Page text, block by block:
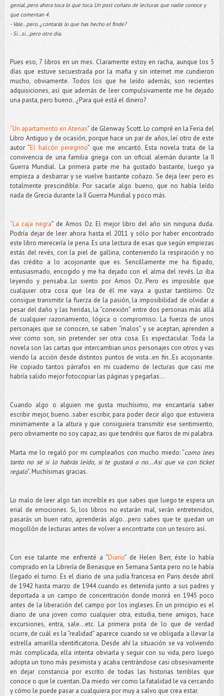
genial..pero ahora toca lo que toca. Un post coñazo de lecturas que nadie conoce y
que comentan 4.
- Vale…pero..¿contarás lo que has hecho el finde?
- Si...si...pero otro día.
Pues eso, 7 libros en un mes. Claramente estoy en racha, aunque los 5
días que estuve secuestrada por la mafia y sin internet me cundieron
mucho, obviamente. Todos los que he leído además, son recientes
adquisiciones, así que además de leer compulsivamente me he dejado
una pasta, pero bueno..¿Para qué está el dinero?
“Un apartamento en Atenas” de Glenway Scott. Lo compré en la Feria del
Libro Antiguo y de ocasión, porque hace un par de años, leí otro de este
autor “El halcón peregrino” que me encantó. Esta novela trata de la
convivencia de una familia griega con un oficial alemán durante la II
Guerra Mundial. La primera parte me ha gustado bastante, luego ya
empieza a desbarrar y se vuelve bastante coñazo. Se deja leer pero es
totalmente prescindible. Por sacarle algo bueno, que no había leído
nada de Grecia durante la II Guerra Mundial y poco más.
“La caja negra” de Amos Oz. El mejor libro del año sin ninguna duda.
Podría dejar de leer ahora hasta el 2011 y sólo por haber encontrado
este libro merecería le pena. Es una lectura de esas que según empiezas
estás del revés, con la piel de gallina, conteniendo la respiración y no
das crédito a lo acojonante que es. Sencillamente me ha flipado,
entusiasmado, encogido y me ha dejado con el alma del revés. Lo iba
leyendo y pensaba..Lo siento por Amos Oz..Pero es imposible que
cualquier otra cosa que lea de él me vaya a gustar tantísimo. Oz
consigue transmitir la fuerza de la pasión, la imposibilidad de olvidar a
pesar del daño y las heridas, la “conexión” entre dos personas más allá
de cualquier razonamiento, lógica o compromiso. La fuerza de unos
personajes que se conocen, se saben “malos” y se aceptan, aprenden a
vivir como son, sin pretender ser otra cosa. Es espectacular. Toda la
novela son las cartas que intercambian unos personajes con otros y vas
viendo la acción desde distintos puntos de vista..en fin..Es acojonante.
He copiado tantos párrafos en mi cuaderno de lecturas que casi me
habría salido mejor fotocopiar las páginas y pegarlas…
Cuando algo o alguien me gusta muchísimo, me encantaría saber
escribir mejor, bueno..saber escribir, para poder decir algo que estuviera
minimamente a la altura y que consiguiera transmitir ese sentimiento,
pero obviamente no soy capaz, asi que tendréis que fiaros de mi palabra.
Marta me lo regaló por mi cumpleaños con mucho miedo: “como lees
tanto no sé si lo habrás leído, si te gustará o no...Así que va con ticket
regalo”. Muchísimas gracias.
Lo malo de leer algo tan increíble es que sabes que luego te espera un
erial de emociones. Si, los libros no estarán mal, serán entretenidos,
pasarás un buen rato, aprenderás algo…pero sabes que te quedan un
mogollón de lecturas antes de volver a encontrarte con un tesoro así.
Con ese talante me enfrenté a “Diario” de Helen Berr, éste lo había
comprado en la Librería de Benasque en Semana Santa pero no le había
llegado el turno. Es el diario de una judía francesa en Paris desde abril
de 1942 hasta marzo de 1944 cuando es detenida junto a sus padres y
deportada a un campo de concentración donde morirá en 1945 poco
antes de la liberación del campo por los ingleses. En un principio es el
diario de una joven como cualquier otra, estudia, tiene amigos, hace
excursiones, entra, sale...etc. La primera pista de lo que de verdad
ocurre, de cuál es la “realidad” aparece cuando se ve obligada a llevar la
estrella amarilla identificatoria. Desde ahí la situación se va volviendo
más complicada, ella intenta obviarla y seguir con su vida, pero luego
adopta un tono más pesimista y acaba centrándose casi obsesivamente
en dejar constancia por escrito de todas las historias terribles que
conoce o que le cuentan. Da miedo ver como la fatalidad le va cercando
y cómo le puede pasar a cualquiera por muy a salvo que crea estar.